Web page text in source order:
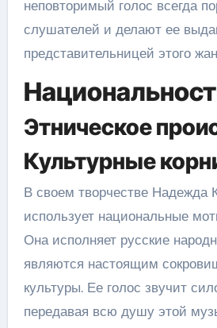
неповторимый голос всегда
слушателей и делают ее
представительницей этого
Этническое
Культурные
В своем творчестве
использует национальные
Она исполняет русские
являются настоящим
культуры. Ее голос звучит
передавая всю душу этой